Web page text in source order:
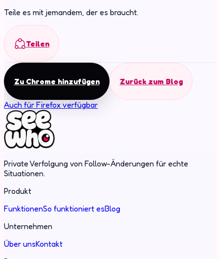
Teile es mit jemandem, der es braucht.
Teilen
Zu Chrome hinzufügen Zurück zum Blog
Auch für Firefox verfügbar
Private Verfolgung von Follow-Änderungen für echte
Situationen.
Produkt
FunktionenSo funktioniert esBlog
Unternehmen
Über unsKontakt